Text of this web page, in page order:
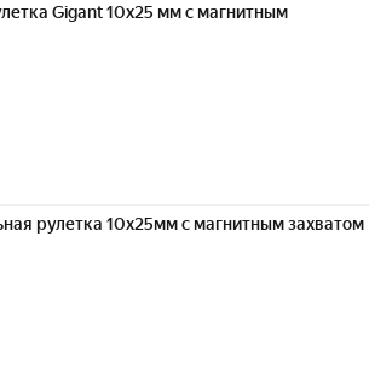
Gigant 10x25 мм с магнитным
рулетка 10x25мм с магнитным захватом